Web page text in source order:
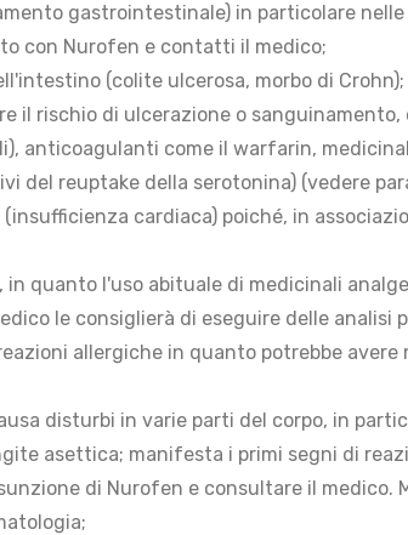
gastrointestinale) in particolare
con Nurofen e contatti il medico;
(colite ulcerosa, morbo di Crohn);
il rischio di ulcerazione o
anticoagulanti come il warfarin,
del reuptake della serotonina) (vedere
cardiaca) poiché, in
quanto l'uso abituale di medicinali
le consiglierà di eseguire delle
allergiche in quanto potrebbe avere
disturbi in varie parti del corpo, in
asettica; manifesta i primi segni di
di Nurofen e consultare il